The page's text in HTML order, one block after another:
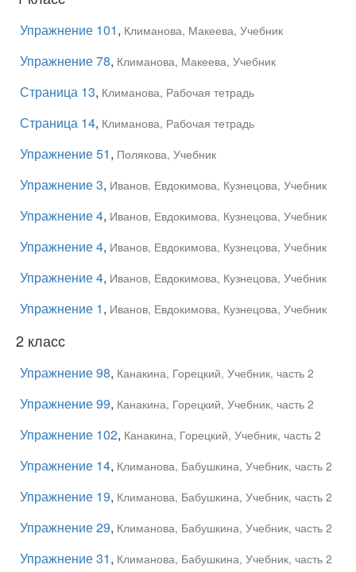
Упражнение 101, Климанова, Макеева, Учебник
Упражнение 78, Климанова, Макеева, Учебник
Страница 13, Климанова, Рабочая тетрадь
Страница 14, Климанова, Рабочая тетрадь
Упражнение 51, Полякова, Учебник
Упражнение 3, Иванов, Евдокимова, Кузнецова, Учебник
Упражнение 4, Иванов, Евдокимова, Кузнецова, Учебник
Упражнение 4, Иванов, Евдокимова, Кузнецова, Учебник
Упражнение 4, Иванов, Евдокимова, Кузнецова, Учебник
Упражнение 1, Иванов, Евдокимова, Кузнецова, Учебник
2 класс
Упражнение 98, Канакина, Горецкий, Учебник, часть 2
Упражнение 99, Канакина, Горецкий, Учебник, часть 2
Упражнение 102, Канакина, Горецкий, Учебник, часть 2
Упражнение 14, Климанова, Бабушкина, Учебник, часть 2
Упражнение 19, Климанова, Бабушкина, Учебник, часть 2
Упражнение 29, Климанова, Бабушкина, Учебник, часть 2
Упражнение 31, Климанова, Бабушкина, Учебник, часть 2